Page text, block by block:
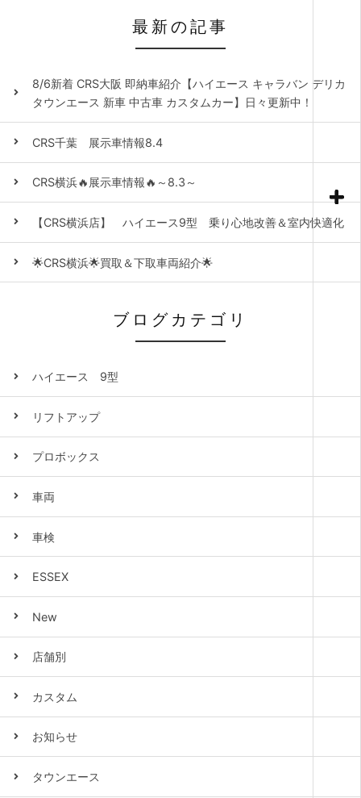
最新の記事
8/6新着 CRS大阪 即納車紹介【ハイエース キャラバン デリカ
タウンエース 新車 中古車 カスタムカー】日々更新中！
CRS千葉 展示車情報8.4
CRS横浜🔥展示車情報🔥～8.3～
【CRS横浜店】 ハイエース9型 乗り心地改善＆室内快適化
🌟CRS横浜🌟買取＆下取車両紹介🌟
ブログカテゴリ
ハイエース 9型
リフトアップ
プロボックス
車両
車検
ESSEX
New
店舗別
カスタム
お知らせ
タウンエース